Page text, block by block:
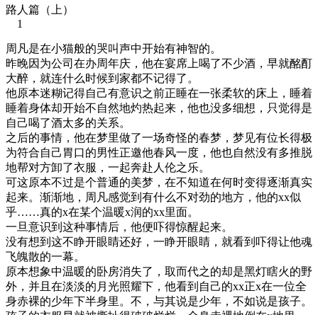
路人篇（上）
1
周凡是在小猫般的哭叫声中开始有神智的。
昨晚因为公司在办周年庆，他在宴席上喝了不少酒，早就酩酊
大醉，就连什么时候到家都不记得了。
他原本迷糊记得自己有意识之前正睡在一张柔软的床上，睡着
睡着身体却开始不自然地灼热起来，他也没多细想，只觉得是
自己喝了酒太多的关系。
之后的事情，他在梦里做了一场奇怪的春梦，梦见有位长得极
为符合自己胃口的男性正邀他春风一度，他也自然没有多推脱
地帮对方卸了衣服，一起奔赴人伦之乐。
可这原本不过是个普通的美梦，在不知道在何时变得逐渐真实
起来。渐渐地，周凡感觉到有什么不对劲的地方，他的xx似
乎……真的x在某个温暖x润的xx里面。
一旦意识到这种事情后，他便吓得惊醒起来。
没有想到这不睁开眼睛还好，一睁开眼睛，就看到吓得让他魂
飞魄散的一幕。
原本想象中温暖的卧房消失了，取而代之的却是黑灯瞎火的野
外，并且在淡淡的月光照耀下，他看到自己的xx正x在一位全
身赤裸的少年下半身里。不，与其说是少年，不如说是孩子。